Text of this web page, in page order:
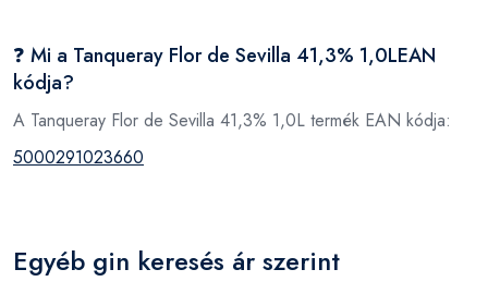
❓ Mi a Tanqueray Flor de Sevilla 41,3% 1,0LEAN
kódja?
A Tanqueray Flor de Sevilla 41,3% 1,0L termék EAN kódja:
5000291023660
Egyéb gin keresés ár szerint